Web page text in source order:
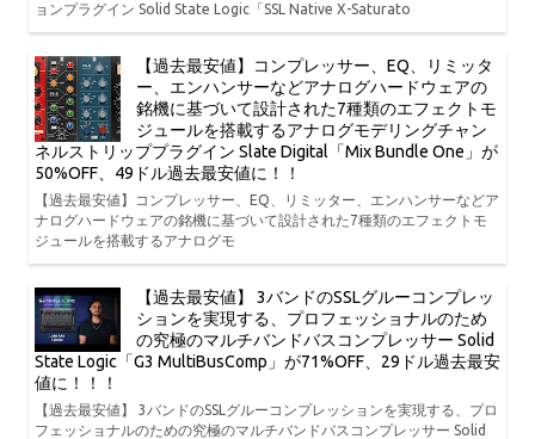
ョンプラグイン Solid State Logic「SSL Native X-Saturato
【過去最安値】コンプレッサー、EQ、リミッタ
ー、エンハンサーなどアナログハードウェアの
銘機に基づいて設計された7種類のエフェクトモ
ジュールを搭載するアナログモデリングチャン
ネルストリッププラグイン Slate Digital「Mix Bundle One」が
50%OFF、49ドル過去最安値に！！
【過去最安値】コンプレッサー、EQ、リミッター、エンハンサーなどア
ナログハードウェアの銘機に基づいて設計された7種類のエフェクトモ
ジュールを搭載するアナログモ
【過去最安値】 3バンドのSSLグルーコンプレッ
ションを実現する、プロフェッショナルのため
の究極のマルチバンドバスコンプレッサー Solid
State Logic「G3 MultiBusComp」が71%OFF、29ドル過去最安
値に！！！
【過去最安値】 3バンドのSSLグルーコンプレッションを実現する、プロ
フェッショナルのための究極のマルチバンドバスコンプレッサー Solid